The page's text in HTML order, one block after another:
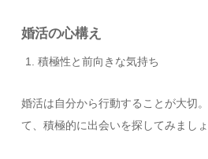
婚活の心構え
積極性と前向きな気持ち
婚活は自分から行動することが大切
て、積極的に出会いを探してみましょ